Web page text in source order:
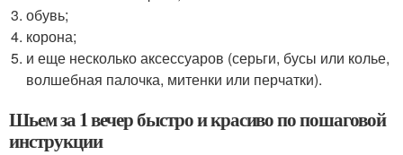
обувь;
корона;
и еще несколько аксессуаров (серьги, бусы или колье,
волшебная палочка, митенки или перчатки).
Шьем за 1 вечер быстро и красиво по пошаговой
инструкции